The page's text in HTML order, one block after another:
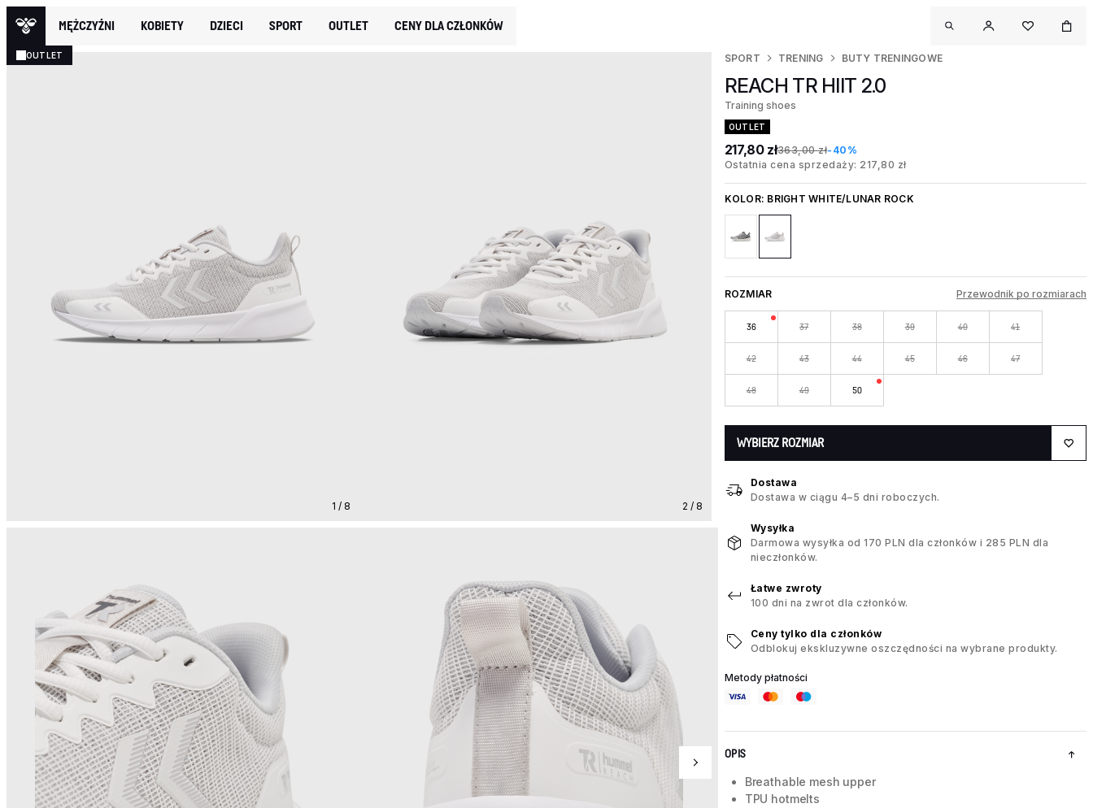
MĘŻCZYŹNI KOBIETY DZIECI SPORT OUTLET CENY DLA CZŁONKÓW
OUTLET
1 / 8 2 / 8
SPORT TRENING BUTY TRENINGOWE
REACH TR HIIT 2.0
Training shoes
OUTLET
217,80 zł363,00 zł-40%
Ostatnia cena sprzedaży: 217,80 zł
KOLOR: BRIGHT WHITE/LUNAR ROCK
ROZMIAR Przewodnik po rozmiarach
36 37 38 39 40 41
42 43 44 45 46 47
48 49 50
WYBIERZ ROZMIAR
Dostawa
Dostawa w ciągu 4–5 dni roboczych.
Wysyłka
Darmowa wysyłka od 170 PLN dla członków i 285 PLN dla
nieczłonków.
Łatwe zwroty
100 dni na zwrot dla członków.
Ceny tylko dla członków
Odblokuj ekskluzywne oszczędności na wybrane produkty.
Metody płatności
OPIS
Breathable mesh upper
TPU hotmelts